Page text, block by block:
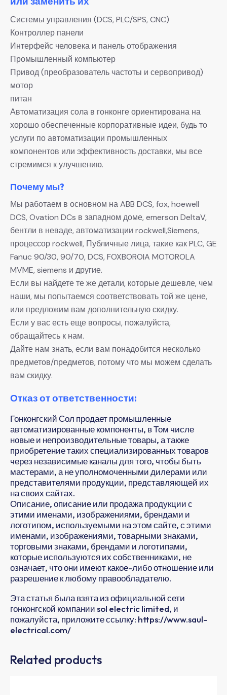
Системы управления (DCS, PLC/SPS, CNC)
Контроллер панели
Интерфейс человека и панель отображения
Промышленный компьютер
Привод (преобразователь частоты и сервопривод)
мотор
питан
Автоматизация сола в гонконге ориентирована на
хорошо обеспеченные корпоративные идеи, будь то
услуги по автоматизации промышленных
компонентов или эффективность доставки, мы все
стремимся к улучшению.
Почему мы?
Мы работаем в основном на ABB DCS, fox, hoewell
DCS, Ovation DCs в западном доме, emerson DeltaV,
бентли в неваде, автоматизации rockwell,Siemens,
процессор rockwell, Публичные лица, такие как PLC, GE
Fanuc 90/30, 90/70, DCS, FOXBOROIA MOTOROLA
MVME, siemens и другие.
Если вы найдете те же детали, которые дешевле, чем
наши, мы попытаемся соответствовать той же цене,
или предложим вам дополнительную скидку.
Если у вас есть еще вопросы, пожалуйста,
обращайтесь к нам.
Дайте нам знать, если вам понадобится несколько
предметов/предметов, потому что мы можем сделать
вам скидку.
Отказ от ответственности:
Гонконгский Сол продает промышленные
автоматизированные компоненты, в Том числе
новые и непроизводительные товары, а также
приобретение таких специализированных товаров
через независимые каналы для того, чтобы быть
мастерами, а не уполномоченными дилерами или
представителями продукции, представляющей их
на своих сайтах.
Описание, описание или продажа продукции с
этими именами, изображениями, брендами и
логотипом, используемыми на этом сайте, с этими
именами, изображениями, товарными знаками,
торговыми знаками, брендами и логотипами,
которые используются их собственниками, не
означает, что они имеют какое-либо отношение или
разрешение к любому правообладателю.
Эта статья была взята из официальной сети
гонконгской компании sol electric limited, и
пожалуйста, приложите ссылку: https://www.saul-
electrical.com/
Related products